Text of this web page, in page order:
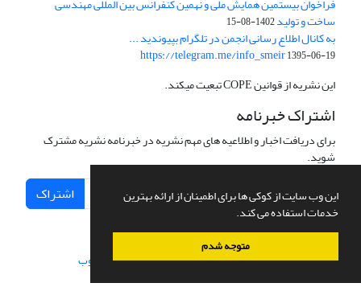
این وب سایت از کوکی ها برای اطمینان از ارائه بهترین
خدمات استفاده می کند.
متوجه شدم
ساخت و تولید1402-08-15
به کانال اطلاع رسانی انجمن در تلگرام بپیوندید ...
https://telegram.me/info_smeir1395-06-19
این نشریه از قوانین COPE تبعیت میکند.
اشتراک خبرنامه
برای دریافت اخبار و اطلاعیه های مهم نشریه در خبرنامه نشریه مشترک
شوید.
اشتراک
سامانه مدیریت نشریات علمی.طراحی و پیاده سازی از سیناوب